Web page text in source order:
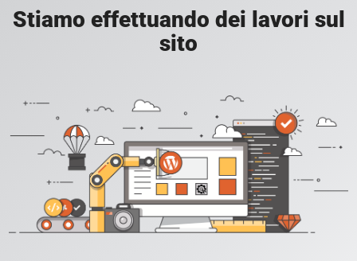
Stiamo effettuando dei lavori sul
sito